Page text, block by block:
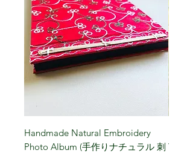
Handmade Natural Embroidery
Photo Album (手作りナチュラル 刺 Year